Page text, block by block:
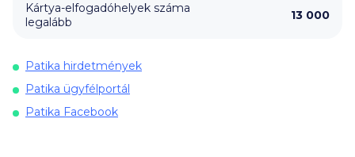
Kártya-elfogadóhelyek száma
legalább
13 000
Patika hirdetmények
Patika ügyfélportál
Patika Facebook